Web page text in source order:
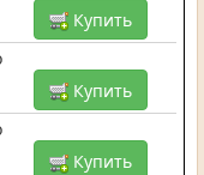
Купить
Купить
Купить